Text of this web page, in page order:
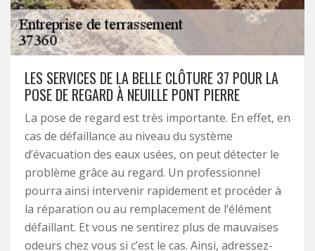
LES SERVICES DE LA BELLE CLÔTURE 37 POUR LA
POSE DE REGARD À NEUILLE PONT PIERRE
La pose de regard est très importante. En effet, en
cas de défaillance au niveau du système
d’évacuation des eaux usées, on peut détecter le
problème grâce au regard. Un professionnel
pourra ainsi intervenir rapidement et procéder à
la réparation ou au remplacement de l’élément
défaillant. Et vous ne sentirez plus de mauvaises
odeurs chez vous si c’est le cas. Ainsi, adressez-